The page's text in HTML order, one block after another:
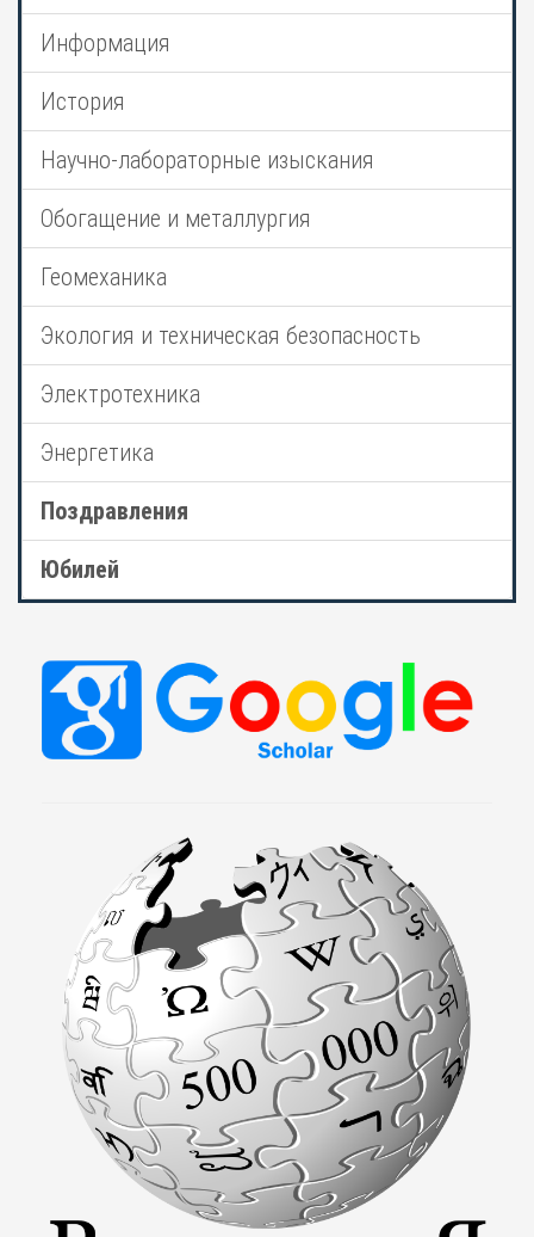
Информация
История
Научно-лабораторные изыскания
Обогащение и металлургия
Геомеханика
Экология и техническая безопасность
Электротехника
Энергетика
Поздравления
Юбилей